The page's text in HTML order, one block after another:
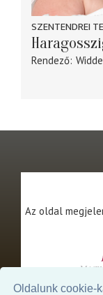
Oldalunk cookie-
SZENTENDREI
Rendező
Az oldal